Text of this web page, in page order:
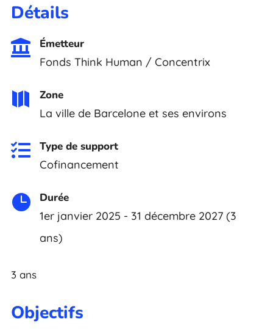
Détails

Émetteur
Fonds Think Human / Concentrix

Zone
La ville de Barcelone et ses environs

Type de support
Cofinancement

Durée
1er janvier 2025 - 31 décembre 2027 (3
ans)
3 ans
Objectifs